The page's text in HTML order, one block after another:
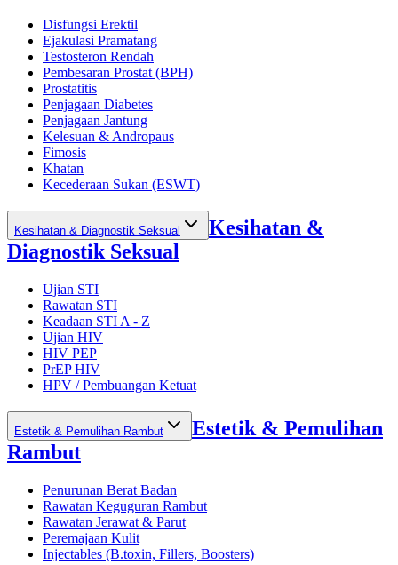
Disfungsi Erektil
Ejakulasi Pramatang
Testosteron Rendah
Pembesaran Prostat (BPH)
Prostatitis
Penjagaan Diabetes
Penjagaan Jantung
Kelesuan & Andropaus
Fimosis
Khatan
Kecederaan Sukan (ESWT)
Kesihatan & Diagnostik Seksual
Kesihatan &
Diagnostik Seksual
Ujian STI
Rawatan STI
Keadaan STI A - Z
Ujian HIV
HIV PEP
PrEP HIV
HPV / Pembuangan Ketuat
Estetik & Pemulihan Rambut
Estetik & Pemulihan
Rambut
Penurunan Berat Badan
Rawatan Keguguran Rambut
Rawatan Jerawat & Parut
Peremajaan Kulit
Injectables (B.toxin, Fillers, Boosters)